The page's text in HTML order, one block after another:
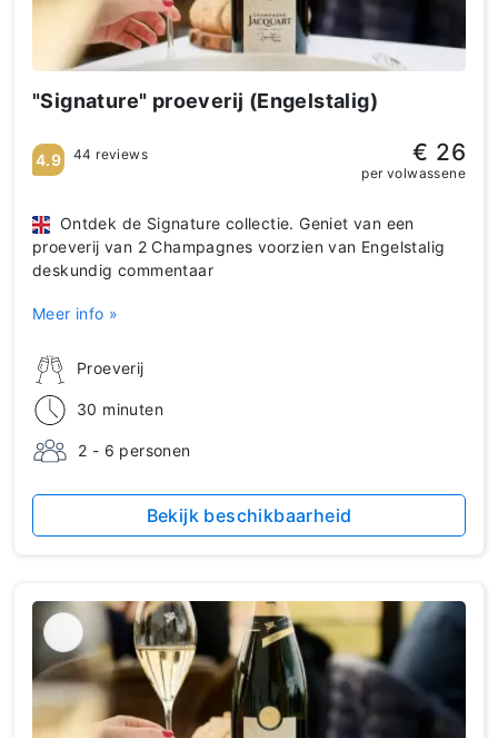
"Signature" proeverij (Engelstalig)
Proeverij
30 minuten
2 - 6 personen
Ontdek de Signature collectie. Geniet van een
proeverij van 2 Champagnes voorzien van Engelstalig
deskundig commentaar
Meer info »
4.9 44 reviews € 26
per volwassene
Bekijk beschikbaarheid